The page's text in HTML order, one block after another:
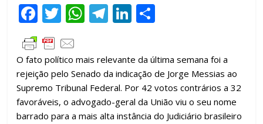
F
ac
e
b
o
o
T
w
itt
er
W
at
s
A
p
T
gr
a
m
Li
k
e
dI
n
m
p
ar
til
O fato político mais relevante da última semana foi a
rejeição pelo Senado da indicação de Jorge Messias ao
Supremo Tribunal Federal. Por 42 votos contrários a 32
favoráveis, o advogado-geral da União viu o seu nome
barrado para a mais alta instância do Judiciário brasileiro